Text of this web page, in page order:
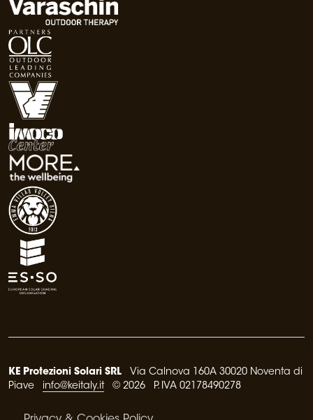
KE Protezioni Solari SRL Via Calnova 160A 30020 Noventa di
Piave info@keitaly.it© 2026 P. IVA 02178490278